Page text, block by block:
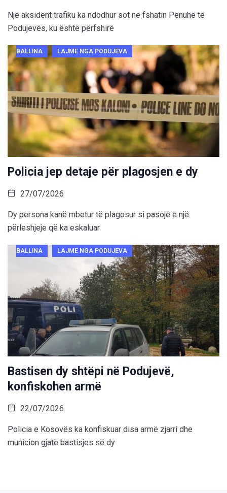
Një aksident trafiku ka ndodhur sot në fshatin Penuhë të
Podujevës, ku është përfshirë
BALLINA LAJME NGA PODUJEVA
Policia jep detaje për plagosjen e dy
27/07/2026
Dy persona kanë mbetur të plagosur si pasojë e një
përleshjeje që ka eskaluar
BALLINA LAJME NGA PODUJEVA
Bastisen dy shtëpi në Podujevë,
konfiskohen armë
22/07/2026
Policia e Kosovës ka konfiskuar disa armë zjarri dhe
municion gjatë bastisjes së dy